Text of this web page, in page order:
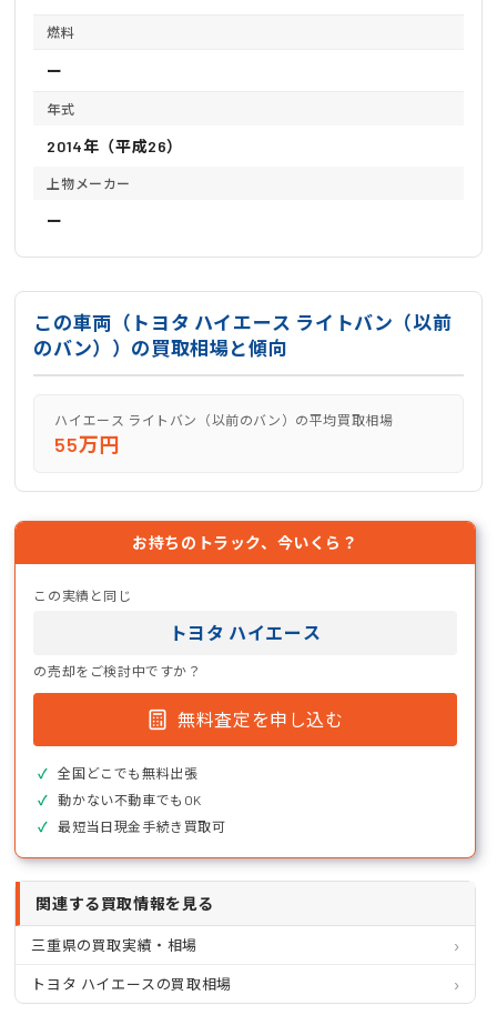
燃料
ー
年式
2014年（平成26）
上物メーカー
ー
この車両（トヨタ ハイエース ライトバン（以前
のバン））の買取相場と傾向
ハイエース ライトバン（以前のバン）の平均買取相場
55万円
お持ちのトラック、今いくら？
この実績と同じ
トヨタ ハイエース
の売却をご検討中ですか？
無料査定を申し込む
全国どこでも無料出張
動かない不動車でもOK
最短当日現金手続き買取可
関連する買取情報を見る
三重県の買取実績・相場
トヨタ ハイエースの買取相場